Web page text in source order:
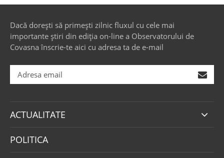
Dacă dorești să primești zilnic fluxul cu cele mai
importante știri din ediția on-line a Observatorului de
Covasna înscrie-te aici cu adresa ta de e-mail
ACTUALITATE
POLITICA